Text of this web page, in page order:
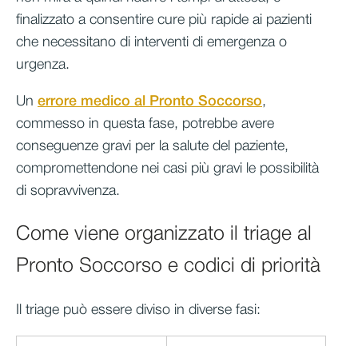
finalizzato a consentire cure più rapide ai pazienti
che necessitano di interventi di emergenza o
urgenza.
Un errore medico al Pronto Soccorso,
commesso in questa fase, potrebbe avere
conseguenze gravi per la salute del paziente,
compromettendone nei casi più gravi le possibilità
di sopravvivenza.
Come viene organizzato il triage al
Pronto Soccorso e codici di priorità
Il triage può essere diviso in diverse fasi: